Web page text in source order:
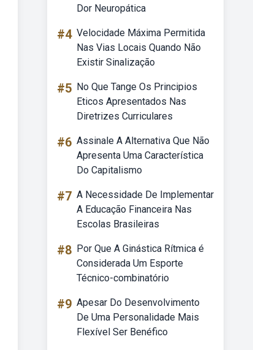
Dor Neuropática
#4 Velocidade Máxima Permitida
Nas Vias Locais Quando Não
Existir Sinalização
#5 No Que Tange Os Principios
Eticos Apresentados Nas
Diretrizes Curriculares
#6 Assinale A Alternativa Que Não
Apresenta Uma Característica
Do Capitalismo
#7 A Necessidade De Implementar
A Educação Financeira Nas
Escolas Brasileiras
#8 Por Que A Ginástica Rítmica é
Considerada Um Esporte
Técnico-combinatório
#9 Apesar Do Desenvolvimento
De Uma Personalidade Mais
Flexível Ser Benéfico